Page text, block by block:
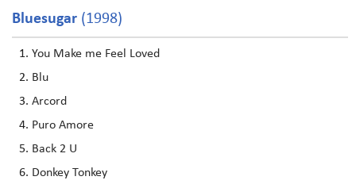
Bluesugar (1998)
You Make me Feel Loved
Blu
Arcord
Puro Amore
Back 2 U
Donkey Tonkey